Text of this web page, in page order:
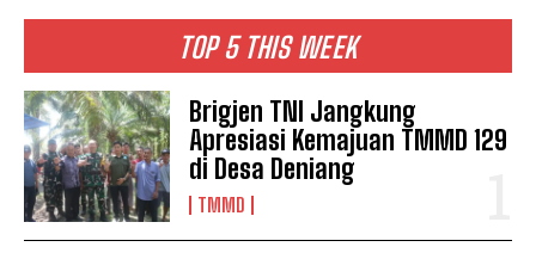
TOP 5 THIS WEEK
Brigjen TNI Jangkung
Apresiasi Kemajuan TMMD 129
di Desa Deniang
TMMD